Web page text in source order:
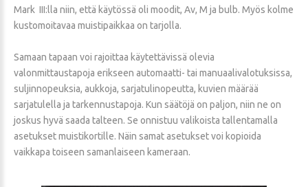
Mark III:lla niin, että käytössä oli moodit, Av, M ja bulb. Myös kolme
kustomoitavaa muistipaikkaa on tarjolla.
Samaan tapaan voi rajoittaa käytettävissä olevia
valonmittaustapoja erikseen automaatti- tai manuaalivalotuksissa,
suljinnopeuksia, aukkoja, sarjatulinopeutta, kuvien määrää
sarjatulella ja tarkennustapoja. Kun säätöjä on paljon, niin ne on
joskus hyvä saada talteen. Se onnistuu valikoista tallentamalla
asetukset muistikortille. Näin samat asetukset voi kopioida
vaikkapa toiseen samanlaiseen kameraan.